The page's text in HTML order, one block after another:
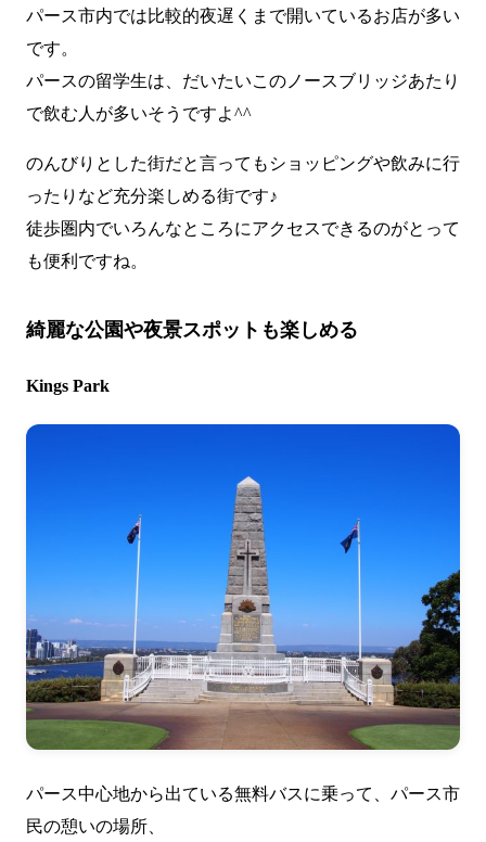
パース市内では比較的夜遅くまで開いているお店が多い
です。
パースの留学生は、だいたいこのノースブリッジあたり
で飲む人が多いそうですよ^^
のんびりとした街だと言ってもショッピングや飲みに行
ったりなど充分楽しめる街です♪
徒歩圏内でいろんなところにアクセスできるのがとって
も便利ですね。
綺麗な公園や夜景スポットも楽しめる
Kings Park
パース中心地から出ている無料バスに乗って、パース市
民の憩いの場所、